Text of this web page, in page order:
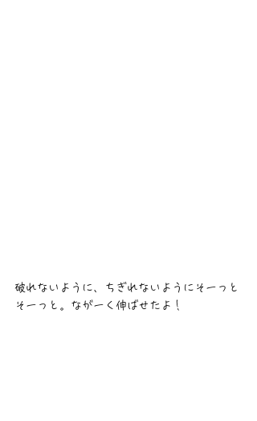
破れないように、ちぎれないようにそーっと
そーっと。ながーく伸ばせたよ！